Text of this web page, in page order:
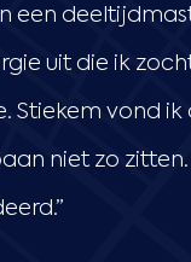
een
uit die ik
Stiekem vond
niet zo